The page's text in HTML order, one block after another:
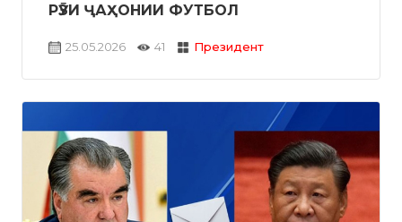
25.05.2026 41 Президент
РӮЗИ ҶАҲОНИИ ФУТБОЛ